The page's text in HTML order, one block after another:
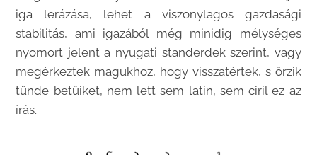
iga lerázása, lehet a viszonylagos gazdasági
stabilitás, ami igazából még minidig mélységes
nyomort jelent a nyugati standerdek szerint, vagy
megérkeztek magukhoz, hogy visszatértek, s őrzik
tünde betűiket, nem lett sem latin, sem ciril ez az
írás.